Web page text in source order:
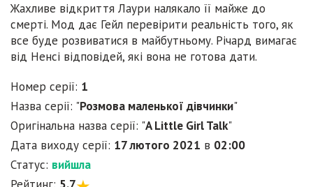
Жахливе відкриття Лаури налякало її майже до
смерті. Мод дає Гейл перевірити реальність того, як
все буде розвиватися в майбутньому. Річард вимагає
від Ненсі відповідей, які вона не готова дати.
Номер серії: 1
Назва серії: "Розмова маленької дівчинки"
Оригінальна назва серії: "A Little Girl Talk"
Дата виходу серії: 17 лютого 2021 в 02:00
Статус: вийшла